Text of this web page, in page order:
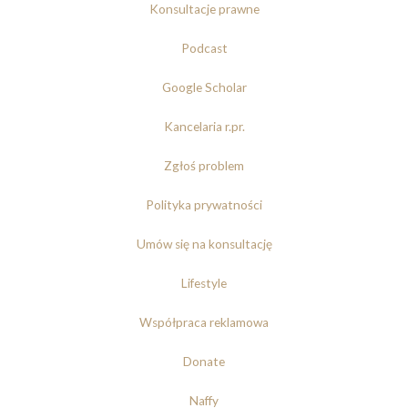
Konsultacje prawne
Podcast
Google Scholar
Kancelaria r.pr.
Zgłoś problem
Polityka prywatności
Umów się na konsultację
Lifestyle
Współpraca reklamowa
Donate
Naffy